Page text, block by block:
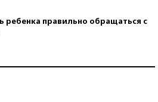
ребенка правильно обращаться с